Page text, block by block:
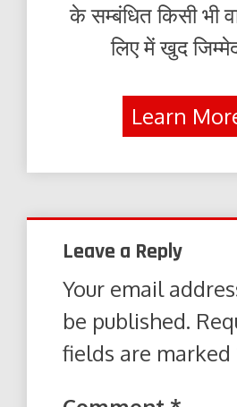
के सम्बंधित किसी भी
लिए में खुद
Learn
Leave a Reply
Your email
be published.
fields are marked